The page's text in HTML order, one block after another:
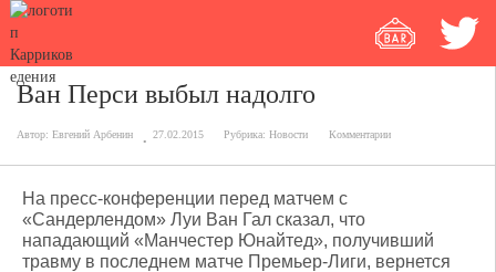
Ван Перси выбыл надолго
Автор: Евгений Арбенин 27.02.2015 Рубрика: Новости Комментарии
На пресс-конференции перед матчем с
«Сандерлендом» Луи Ван Гал сказал, что
нападающий «Манчестер Юнайтед», получивший
травму в последнем матче Премьер-Лиги, вернется